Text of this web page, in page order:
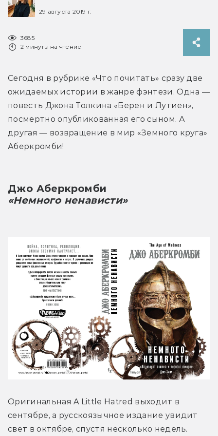
29 августа 2019 г.
3685
2 минуты на чтение
Сегодня в рубрике «Что почитать» сразу две
ожидаемых истории в жанре фэнтези. Одна —
повесть Джона Толкина «Берен и Лутиен»,
посмертно опубликованная его сыном. А
другая — возвращение в мир «Земного круга»
Аберкромби!
Джо Аберкромби
«Немного ненависти»
Оригинальная A Little Hatred выходит в
сентябре, а русскоязычное издание увидит
свет в октябре, спустя несколько недель.